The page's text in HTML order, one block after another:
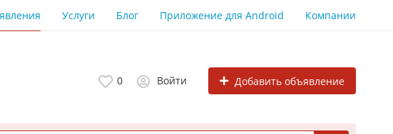
Услуги Блог Приложение для Android Компании
0 Войти Добавить объявление